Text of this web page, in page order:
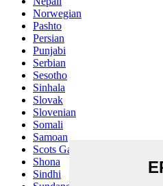
Norwegian
Pashto
Persian
Punjabi
Serbian
Sesotho
Sinhala
Slovak
Slovenian
Somali
Samoan
Scots Gaelic
Shona
Sindhi